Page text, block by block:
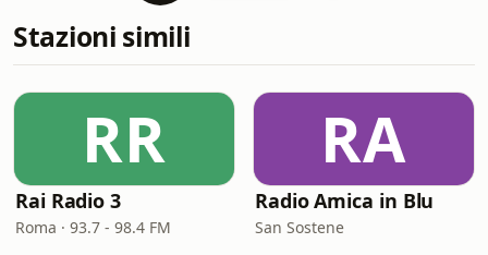
Stazioni simili
RR
Rai Radio 3
Roma · 93.7 - 98.4 FM
RA
Radio Amica in Blu
San Sostene